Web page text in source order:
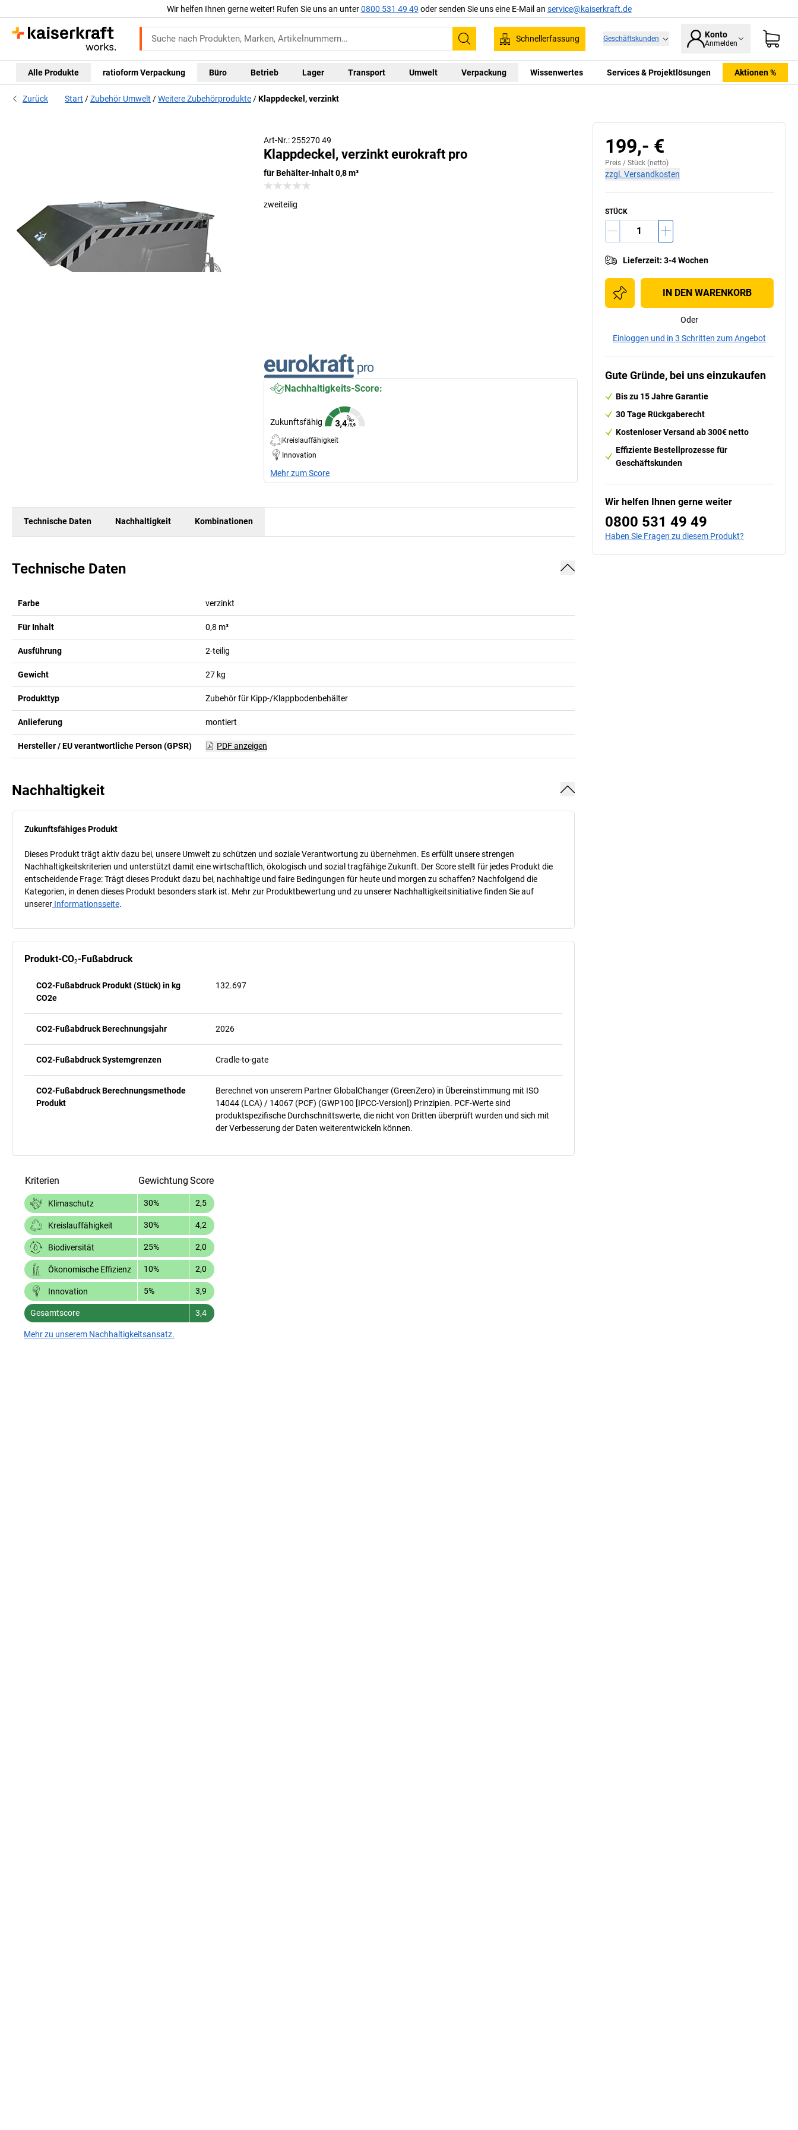
Wir helfen Ihnen gerne weiter! Rufen Sie uns an unter0800 531 49 49 oder senden Sie uns eine E-Mail an service@kaiserkraft.de
Suchen
Schnellerfassung Geschäftskunden Konto
Anmelden
Alle Produkte ratioform Verpackung Büro Betrieb Lager Transport Umwelt Verpackung Wissenwertes Services & Projektlösungen Aktionen %
Zurück Start Zubehör Umwelt Weitere Zubehörprodukte Klappdeckel, verzinkt
Art-Nr.: 255270 49
Klappdeckel, verzinkt eurokraft pro
für Behälter-Inhalt 0,8 m³
zweiteilig
Nachhaltigkeits-Score:
Zukunftsfähig
Kreislauffähigkeit
Innovation
Mehr zum Score
Technische Daten Nachhaltigkeit Kombinationen
Technische Daten
Farbe verzinkt
Für Inhalt 0,8 m³
Ausführung 2-teilig
Gewicht 27 kg
Produkttyp Zubehör für Kipp-/Klappbodenbehälter
Anlieferung montiert
Hersteller / EU verantwortliche Person (GPSR) PDF anzeigen
Nachhaltigkeit
Zukunftsfähiges Produkt
Dieses Produkt trägt aktiv dazu bei, unsere Umwelt zu schützen und soziale Verantwortung zu übernehmen. Es erfüllt unsere strengen
Nachhaltigkeitskriterien und unterstützt damit eine wirtschaftlich, ökologisch und sozial tragfähige Zukunft. Der Score stellt für jedes Produkt die
entscheidende Frage: Trägt dieses Produkt dazu bei, nachhaltige und faire Bedingungen für heute und morgen zu schaffen? Nachfolgend die
Kategorien, in denen dieses Produkt besonders stark ist. Mehr zur Produktbewertung und zu unserer Nachhaltigkeitsinitiative finden Sie auf
unserer Informationsseite.
Produkt-CO₂-Fußabdruck
CO2-Fußabdruck Produkt (Stück) in kg
CO2e
132.697
CO2-Fußabdruck Berechnungsjahr 2026
CO2-Fußabdruck Systemgrenzen Cradle-to-gate
CO2-Fußabdruck Berechnungsmethode
Produkt
Berechnet von unserem Partner GlobalChanger (GreenZero) in Übereinstimmung mit ISO
14044 (LCA) / 14067 (PCF) (GWP100 [IPCC-Version]) Prinzipien. PCF-Werte sind
produktspezifische Durchschnittswerte, die nicht von Dritten überprüft wurden und sich mit
der Verbesserung der Daten weiterentwickeln können.
Kriterien Gewichtung Score
Klimaschutz 30% 2,5
Kreislauffähigkeit 30% 4,2
Biodiversität 25% 2,0
Ökonomische Effizienz 10% 2,0
Innovation 5% 3,9
Gesamtscore 3,4
Mehr zu unserem Nachhaltigkeitsansatz.
199,- €
Preis / Stück (netto)
zzgl. Versandkosten
STÜCK
Lieferzeit: 3-4 Wochen
IN DEN WARENKORB
Oder
Einloggen und in 3 Schritten zum Angebot
Gute Gründe, bei uns einzukaufen
Bis zu 15 Jahre Garantie
30 Tage Rückgaberecht
Kostenloser Versand ab 300€ netto
Effiziente Bestellprozesse für
Geschäftskunden
Wir helfen Ihnen gerne weiter
0800 531 49 49
Haben Sie Fragen zu diesem Produkt?